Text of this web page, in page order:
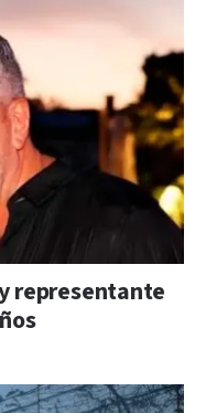
representante